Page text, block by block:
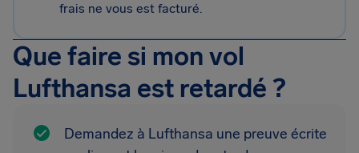
frais ne vous est facturé.
Que faire si mon vol
Lufthansa est retardé ?
Demandez à Lufthansa une preuve écrite